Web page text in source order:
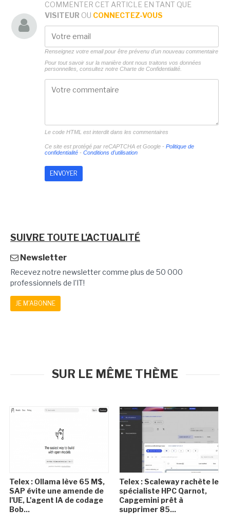
COMMENTER CET ARTICLE EN TANT QUE
VISITEUR OU CONNECTEZ-VOUS
Renseignez votre email pour être prévenu d'un nouveau commentaire
Pour tout savoir sur la manière dont nous traitons vos données
personnelles, consultez notre Charte de Confidentialité.
Le code HTML est interdit dans les commentaires
Ce site est protégé par reCAPTCHA et Google - Politique de
confidentialité- Conditions d'utilisation
SUIVRE TOUTE L'ACTUALITÉ
Newsletter
Recevez notre newsletter comme plus de 50 000
professionnels de l'IT!
JE M'ABONNE
SUR LE MÊME THÈME
Telex : Ollama lève 65 M$,
SAP évite une amende de
l'UE, L'agent IA de codage
Bob...
Telex : Scaleway rachète le
spécialiste HPC Qarnot,
Capgemini prêt à
supprimer 85...